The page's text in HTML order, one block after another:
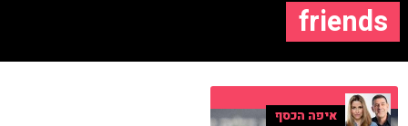
friends
איפה הכסף